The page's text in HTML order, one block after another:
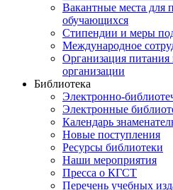
Вакантные места для
обучающихся
Стипендии и меры
Международное
Организация питания
организации
Библиотека
Электронно-
Электронные
Календарь
Новые поступления
Ресурсы библиотеки
Наши мероприятия
Пресса о КГСТ
Перечень учебных